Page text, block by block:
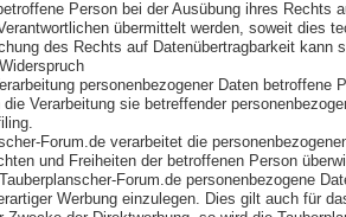
Person bei der Ausübung ihres
übermittelt werden, soweit dies
des Rechts auf Datenübertragbarkeit kann
personenbezogener Daten
die Verarbeitung sie betreffender
Forum.de verarbeitet die
und Freiheiten der betroffenen Person
Forum.de personenbezogene
Werbung einzulegen. Dies gilt auch für